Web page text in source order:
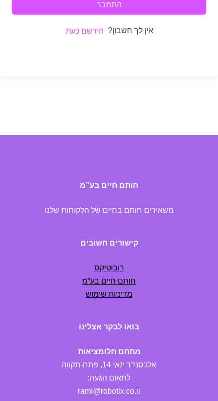
התחבר
אין לך חשבון? הירשם כעת
חותם חיים בע”מ
משאירים חותם בחיים של הלקוחות שלנו
קישורים חשובים
רובוטיקס
חותם חיים בע”מ
מדיניות שימוש
בואו לבקר אצלינו
מתחם חלומציאות
אלכסנדר ינאי 14, פתח-תקווה
לתאום הגעה:
rami@robotix.co.il